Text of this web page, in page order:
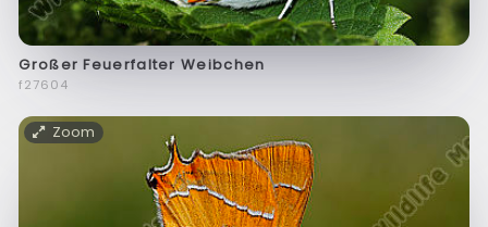
Großer Feuerfalter Weibchen
f27604
Zoom